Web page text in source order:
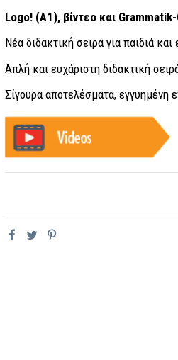
Logo! (A1), βίντεο και
Νέα διδακτική σειρά για παιδιά
Απλή και ευχάριστη διδακτική
Σίγουρα αποτελέσματα, εγγυημένη